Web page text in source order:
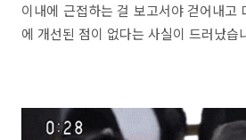
이내에 근접하는 걸 보고서야 걷어내고
에 개선된 점이 없다는 사실이 드러났습